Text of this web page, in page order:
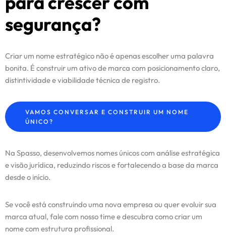
segurança?
Criar um nome estratégico não é apenas escolher uma palavra
bonita. É construir um ativo de marca com posicionamento claro,
distintividade e viabilidade técnica de registro.
VAMOS CONVERSAR E CONSTRUIR UM NOME
ÚNICO?
Na Spasso, desenvolvemos nomes únicos com análise estratégica
e visão jurídica, reduzindo riscos e fortalecendo a base da marca
desde o início.
Se você está construindo uma nova empresa ou quer evoluir sua
marca atual, fale com nosso time e descubra como criar um
nome com estrutura profissional.